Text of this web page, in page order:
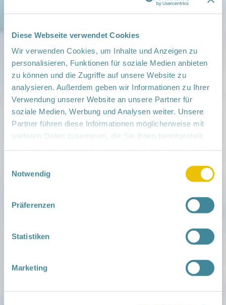
Diese Webseite verwendet Cookies
Wir verwenden Cookies, um Inhalte und Anzeigen zu
personalisieren, Funktionen für soziale Medien anbieten
zu können und die Zugriffe auf unsere Website zu
analysieren. Außerdem geben wir Informationen zu Ihrer
Verwendung unserer Website an unsere Partner für
soziale Medien, Werbung und Analysen weiter. Unsere
Partner führen diese Informationen möglicherweise mit
weiteren Daten zusammen, die Sie ihnen bereitgestellt
Notwendig
Präferenzen
Statistiken
Marketing
werden wollen ist das Angebot kostenlos.
Anmeldeinformationen:Es ist keine Anmeldung
erforderlich
Veranstaltungsort:
MehrGenerationenHaus im Lindenquartier,
Bahnhofstr. 11b, 16303 Schwedt/Oder
› auf Google Maps anzeigen